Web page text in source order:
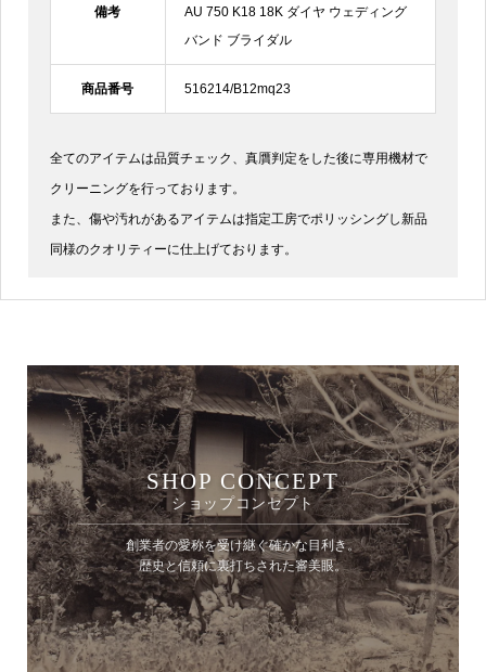
全てのアイテムは品質チェック、真贋判定をした後に専用機材で
クリーニングを行っております。
また、傷や汚れがあるアイテムは指定工房でポリッシングし新品
同様のクオリティーに仕上げております。
備考
AU 750 K18 18K ダイヤ ウェディング
バンド ブライダル
商品番号 516214/B12mq23
SHOP CONCEPT
ショップコンセプト
創業者の愛称を受け継ぐ確かな目利き。
歴史と信頼に裏打ちされた審美眼。